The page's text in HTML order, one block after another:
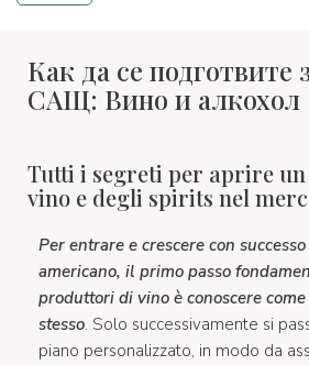
Как да се подготвите
САЩ: Вино и алкохол
Tutti i segreti per aprire un
vino e degli spirits nel
Per entrare e crescere con
americano, il primo passo
produttori di vino è conoscere
stesso. Solo successivamente si
piano personalizzato, in modo da